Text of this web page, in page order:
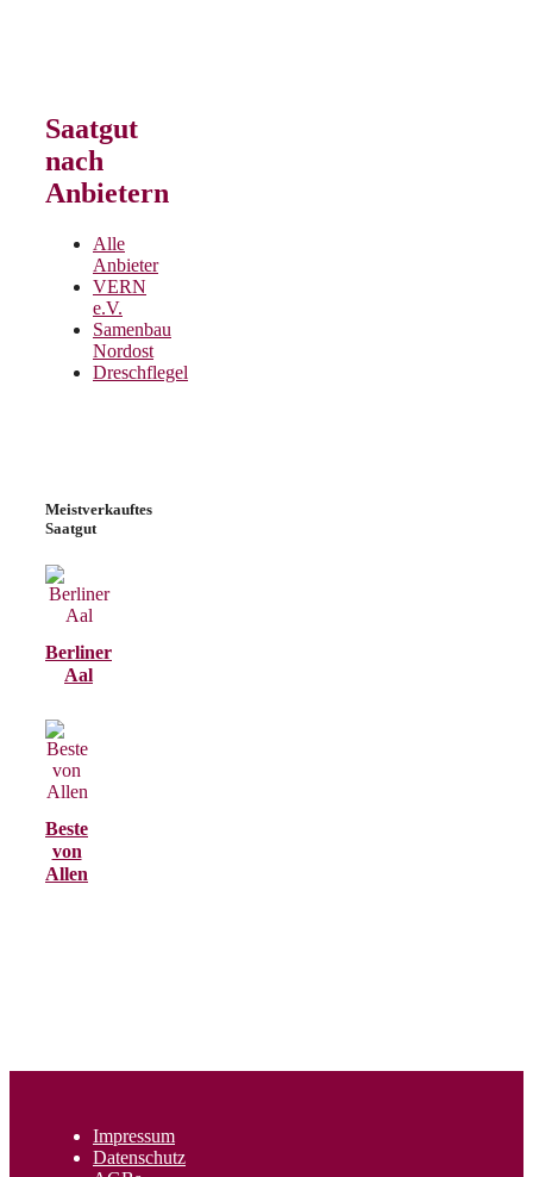
Saatgut
nach
Anbietern
Alle
Anbieter
VERN
e.V.
Samenbau
Nordost
Dreschflegel
Meistverkauftes
Saatgut
Berliner
Aal
Beste
von
Allen
Impressum
Datenschutz